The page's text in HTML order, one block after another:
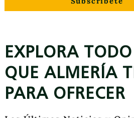
EXPLORA
QUE ALMERÍA
PARA OFRECER